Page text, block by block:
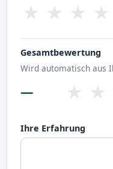
★ ★ ★ ★
Gesamtbewertung
Wird automatisch aus
— ★ ★
Ihre Erfahrung